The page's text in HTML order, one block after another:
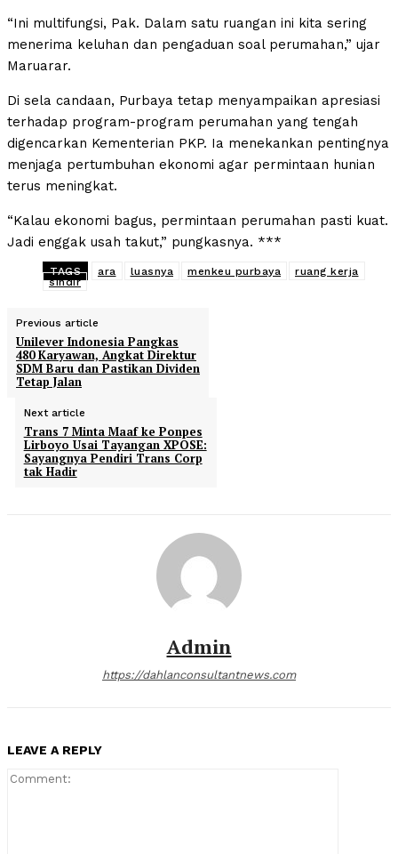
“Ini multifungsi, Pak. Dalam satu ruangan ini kita sering
menerima keluhan dan pengaduan soal perumahan,” ujar
Maruarar.
Di sela candaan, Purbaya tetap menyampaikan apresiasi
terhadap program-program perumahan yang tengah
digencarkan Kementerian PKP. Ia menekankan pentingnya
menjaga pertumbuhan ekonomi agar permintaan hunian
terus meningkat.
“Kalau ekonomi bagus, permintaan perumahan pasti kuat.
Jadi enggak usah takut,” pungkasnya. ***
TAGS ara luasnya menkeu purbaya
ruang kerja
sindir
Previous article
Unilever Indonesia Pangkas
480 Karyawan, Angkat Direktur
SDM Baru dan Pastikan Dividen
Tetap Jalan
Next article
Trans 7 Minta Maaf ke Ponpes
Lirboyo Usai Tayangan XPOSE:
Sayangnya Pendiri Trans Corp
tak Hadir
Admin
https://dahlanconsultantnews.com
LEAVE A REPLY